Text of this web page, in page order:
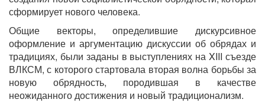
сформирует нового человека.
Общие векторы, определившие дискурсивное
оформление и аргументацию дискуссии об обрядах и
традициях, были заданы в выступлениях на XIII съезде
ВЛКСМ, с которого стартовала вторая волна борьбы за
новую обрядность, породившая в качестве
неожиданного достижения и новый традиционализм.